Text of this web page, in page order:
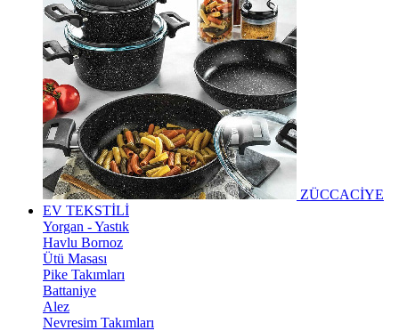
ZÜCCACİYE
EV TEKSTİLİ
Yorgan - Yastık
Havlu Bornoz
Ütü Masası
Pike Takımları
Battaniye
Alez
Nevresim Takımları